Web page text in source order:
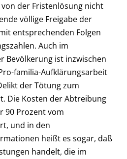
der Fristenlösung nicht
völlige Freigabe der
entsprechenden Folgen
Auch im
Bevölkerung ist inzwischen
familia-Aufklärungsarbeit
der Tötung zum
Die Kosten der Abtreibung
90 Prozent vom
und in den
heißt es sogar, daß
handelt, die im